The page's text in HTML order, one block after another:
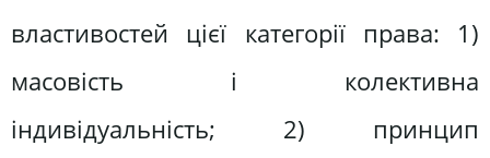
властивостей цієї категорії права: 1)
масовість і колективна
індивідуальність; 2) принцип